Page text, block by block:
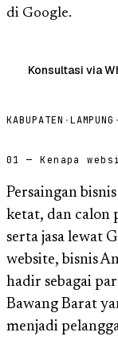
di Google.
Konsultasi via
KABUPATEN ·LAMPUNG ·
01 — Kenapa
Persaingan
ketat, dan calon
serta jasa lewat
website, bisnis
hadir sebagai
Bawang Barat
menjadi